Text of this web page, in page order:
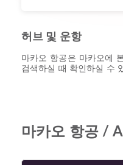
허브 및 운항
마카오 항공은 마카오에
검색하실 때 확인하실 수
마카오 항공 /